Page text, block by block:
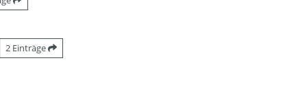
2 Einträge